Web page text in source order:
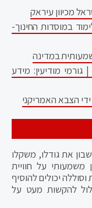
מכיוון עיראק
במוסדות החינוך-
במדינה
מודיעין: מידע
הצבא האמריקני
את גודלו, משקלו
משמעותי על חוויית
יכולים להוסיף
להקשות מעט על